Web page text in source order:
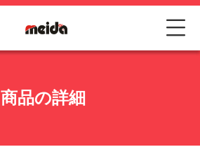
商品の詳細